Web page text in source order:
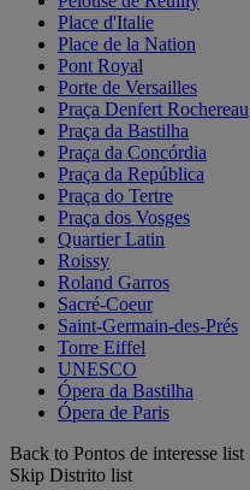
Place d'Italie
Place de la Nation
Pont Royal
Porte de Versailles
Praça Denfert Rochereau
Praça da Bastilha
Praça da Concórdia
Praça da República
Praça do Tertre
Praça dos Vosges
Quartier Latin
Roissy
Roland Garros
Sacré-Coeur
Saint-Germain-des-Prés
Torre Eiffel
UNESCO
Ópera da Bastilha
Ópera de Paris
Back to Pontos de interesse list
Skip Distrito list